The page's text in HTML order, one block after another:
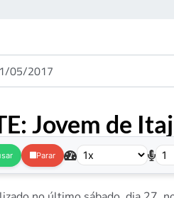
05/2017
Jovem de
Parar